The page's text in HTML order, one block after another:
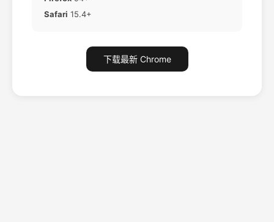
Safari 15.4+
下载最新 Chrome